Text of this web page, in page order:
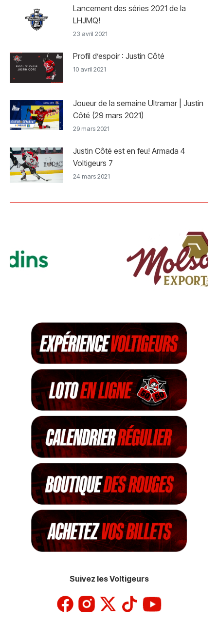
Lancement des séries 2021 de la
LHJMQ!
23 avril 2021
Profil d’espoir : Justin Côté
10 avril 2021
Joueur de la semaine Ultramar | Justin
Côté (29 mars 2021)
29 mars 2021
Justin Côté est en feu! Armada 4
Voltigeurs 7
24 mars 2021
Suivez les Voltigeurs